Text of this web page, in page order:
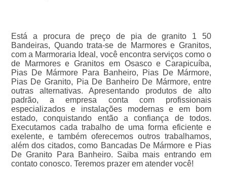
Está a procura de preço de pia de granito 1 50
Bandeiras, Quando trata-se de Marmores e Granitos,
com a Marmoraria Ideal, você encontra serviços como o
de Marmores e Granitos em Osasco e Carapicuíba,
Pias De Mármore Para Banheiro, Pias De Mármore,
Pias De Granito, Pia De Banheiro De Mármore, entre
outras alternativas. Apresentando produtos de alto
padrão, a empresa conta com profissionais
especializados e instalações modernas e em bom
estado, conquistando então a confiança de todos.
Executamos cada trabalho de uma forma eficiente e
exelente, e também oferecemos outros trabalhamos,
além dos citados, como Bancadas De Mármore e Pias
De Granito Para Banheiro. Saiba mais entrando em
contato conosco. Teremos prazer em atender você!